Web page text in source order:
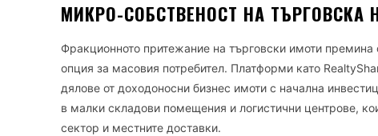
МИКРО-СОБСТВЕНОСТ НА ТЪРГОВСКА
Фракционното притежание на търговски имоти
опция за масовия потребител. Платформи като
дялове от доходоносни бизнес имоти с начална
в малки складови помещения и логистични центрове,
сектор и местните доставки.